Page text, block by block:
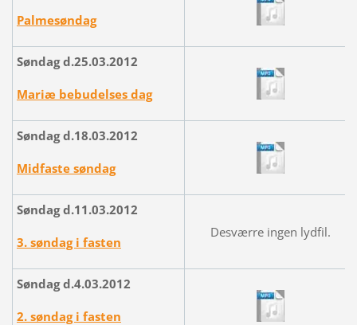
Palmesøndag
Søndag d.25.03.2012
Mariæ bebudelses dag
Søndag d.18.03.2012
Midfaste søndag
Søndag d.11.03.2012
3. søndag i fasten
Desværre ingen lydfil.
Søndag d.4.03.2012
2. søndag i fasten